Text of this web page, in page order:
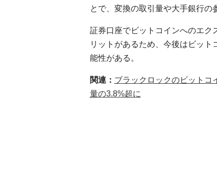
とで、変換の取引量や大手銀行の
証券口座でビットコインへのエク
リットがあるため、今後はビッ
能性がある。
関連： ブラックロックのビット
量の3.8%超に